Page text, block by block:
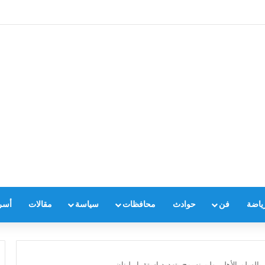
فن حوادث محافظات سياسة مقالات